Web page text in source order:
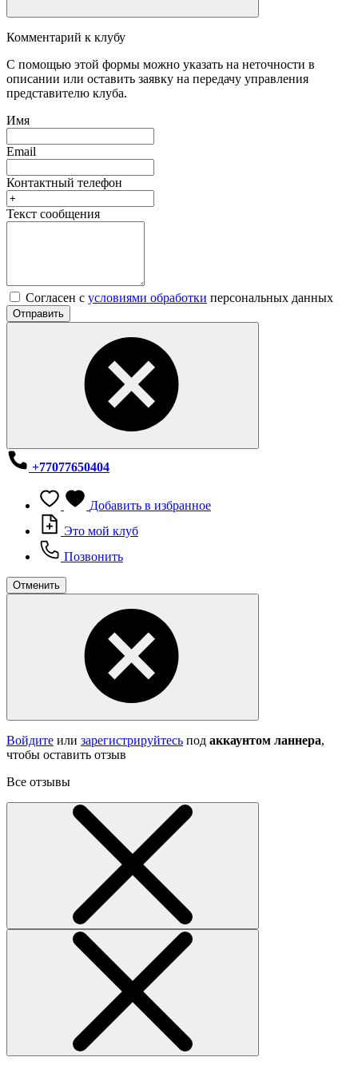
Комментарий к клубу
С помощью этой формы можно указать на неточности в
описании или оставить заявку на передачу управления
представителю клуба.
Имя
Email
Контактный телефон
Текст сообщения
Согласен с условиями обработки персональных данных
Отправить
+77077650404
Добавить в избранное
Это мой клуб
Позвонить
Отменить
Войдите или зарегистрируйтесь под аккаунтом ланнера,
чтобы оставить отзыв
Все отзывы